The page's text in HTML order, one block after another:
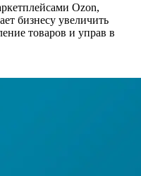
Ozon,
бизнесу увеличить
товаров и управ в